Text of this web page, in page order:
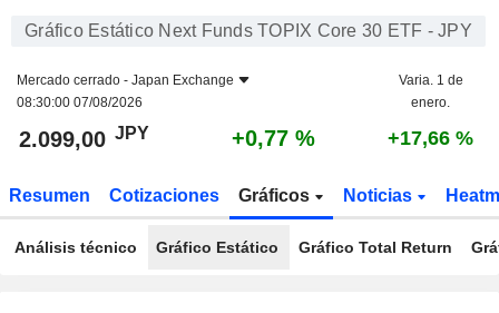
Gráfico Estático Next Funds TOPIX Core 30 ETF - JPY
Mercado cerrado - Japan Exchange
08:30:00 07/08/2026
Varia. 1 de
enero.
2.099,00 JPY +0,77 % +17,66 %
Resumen Cotizaciones Gráficos Noticias
Análisis técnico Gráfico Estático Gráfico Total Return